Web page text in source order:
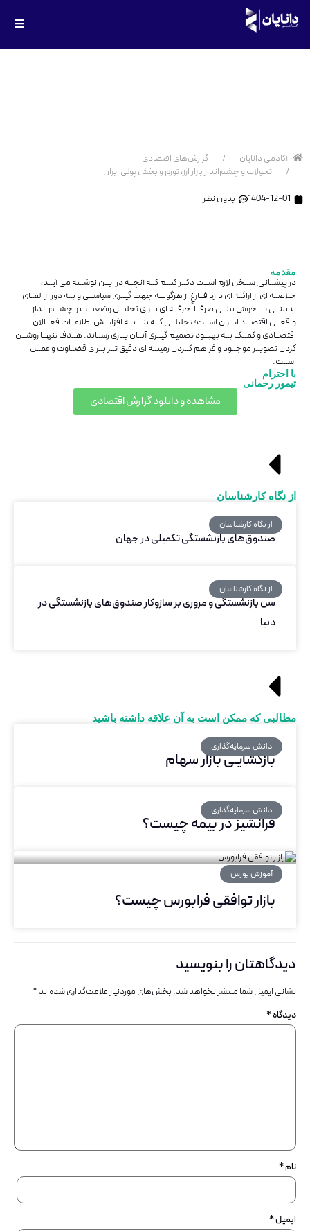
آکادمی دانایان
گزارش‌های اقتصادی
تحولات و چشم‌انداز بازار ارز، تورم و بخش پولی ایران
1404-12-01
بدون نظر
مقدمه
در پیشــانی ِ ســخن لازم اســت ذکــر کنــم کــه آنچــه در ایــن نوشــته می ‌آیــد،
خلاصــه ‌ای از ارائــه ‌ای دارد فــارغ از هرگونــه جهت ‌گیــری سیاســی و بــه ‌دور از القــای
بدبینــی یــا خوش ‌بینــی صرفــا ً حرفــه ‌ای بــرای تحلیــل وضعیــت و چشــم ‌انداز
واقعــی اقتصــاد ایــران اســت؛ تحلیلــی کــه بنــا بــه افزایــش اطلاعــات فعــالان
اقتصــادی و کمــک بــه بهبــود تصمیم ‌گیــری آنــان یــاری رســاند. هــدف تنهــا روشــن
‌کردن تصویــر موجــود و فراهم ‌کــردن زمینــه ‌ای دقیق ‌تــر بــرای قضــاوت و عمــل
اســت.
با احترام
تیمور رحمانی
مشاهده و دانلود گزارش اقتصادی
از نگاه کارشناسان
از نگاه کارشناسان
صندوق‌های بازنشستگی تکمیلی در جهان
از نگاه کارشناسان
سن بازنشستگی و مروری بر سازوکار صندوق‌های بازنشستگی در
دنیا
مطالبی که ممکن است به آن علاقه داشته باشید
دانش سرمایه‌گذاری
بازگشایـی بازار سهام
دانش سرمایه‌گذاری
فرانشیز در بیمه چیست؟
آموزش بورس
بازار توافقی فرابورس چیست؟
دیدگاهتان را بنویسید
نشانی ایمیل شما منتشر نخواهد شد. بخش‌های موردنیاز علامت‌گذاری شده‌اند *
دیدگاه*
نام*
ایمیل*